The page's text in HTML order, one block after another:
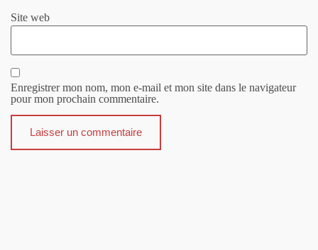
Site web
Enregistrer mon nom, mon e-mail et mon site dans le navigateur
pour mon prochain commentaire.